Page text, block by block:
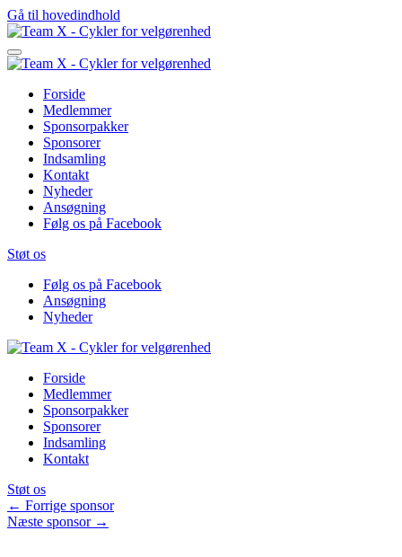
Gå til hovedindhold
Forside
Medlemmer
Sponsorpakker
Sponsorer
Indsamling
Kontakt
Nyheder
Ansøgning
Følg os på Facebook
Støt os
Følg os på Facebook
Ansøgning
Nyheder
Forside
Medlemmer
Sponsorpakker
Sponsorer
Indsamling
Kontakt
Støt os
← Forrige sponsor
Næste sponsor →